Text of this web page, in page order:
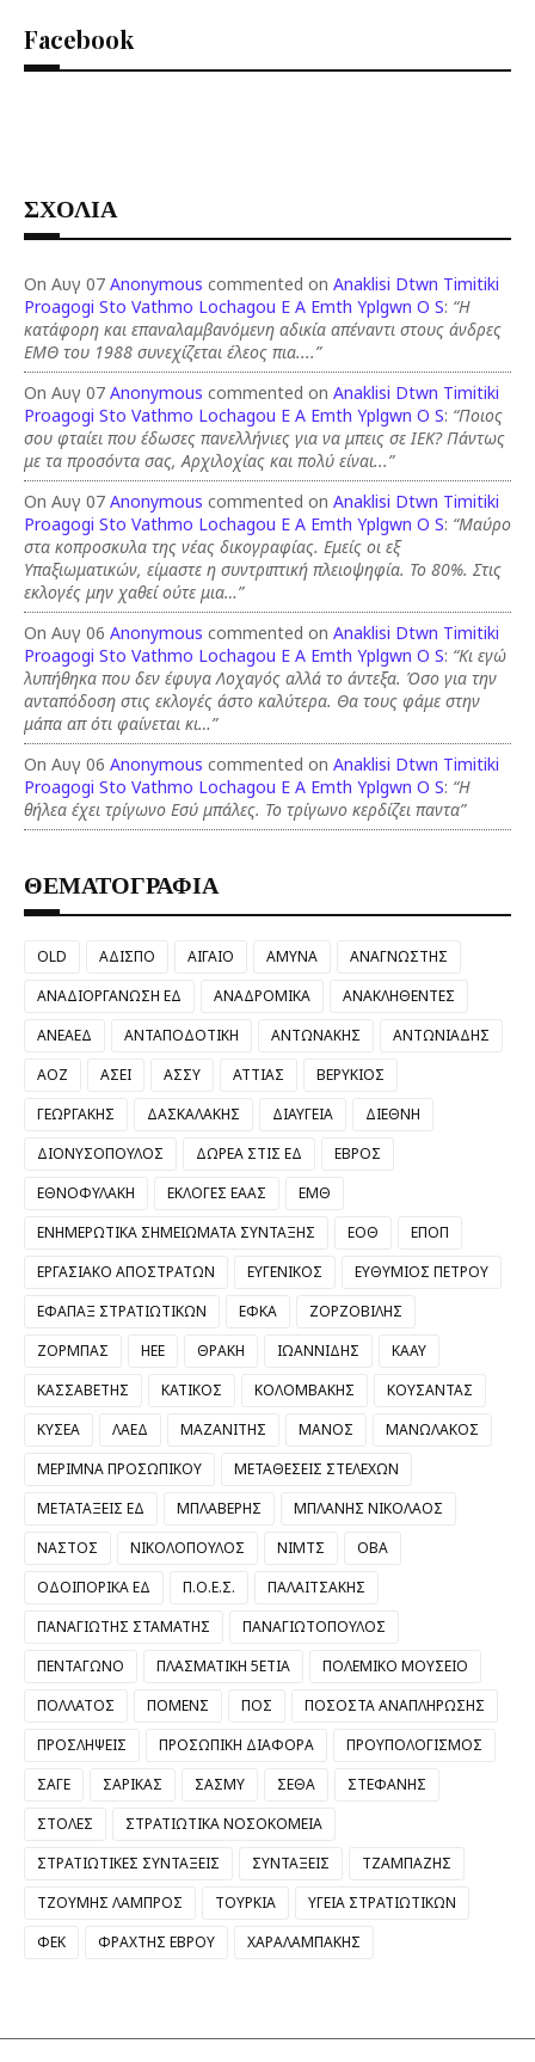
Facebook
ΣΧΟΛΙΑ
On Αυγ 07 Anonymous commented on Anaklisi Dtwn Timitiki
Proagogi Sto Vathmo Lochagou E A Emth Yplgwn O S: “Η
κατάφορη και επαναλαμβανόμενη αδικία απέναντι στους άνδρες
ΕΜΘ του 1988 συνεχίζεται έλεος πια....”
On Αυγ 07 Anonymous commented on Anaklisi Dtwn Timitiki
Proagogi Sto Vathmo Lochagou E A Emth Yplgwn O S: “Ποιος
σου φταίει που έδωσες πανελλήνιες για να μπεις σε ΙΕΚ? Πάντως
με τα προσόντα σας, Αρχιλοχίας και πολύ είναι...”
On Αυγ 07 Anonymous commented on Anaklisi Dtwn Timitiki
Proagogi Sto Vathmo Lochagou E A Emth Yplgwn O S: “Μαύρο
στα κοπροσκυλα της νέας δικογραφίας. Εμείς οι εξ
Υπαξιωματικών, είμαστε η συντριπτική πλειοψηφία. Το 80%. Στις
εκλογές μην χαθεί ούτε μια…”
On Αυγ 06 Anonymous commented on Anaklisi Dtwn Timitiki
Proagogi Sto Vathmo Lochagou E A Emth Yplgwn O S: “Κι εγώ
λυπήθηκα που δεν έφυγα Λοχαγός αλλά το άντεξα. Όσο για την
ανταπόδοση στις εκλογές άστο καλύτερα. Θα τους φάμε στην
μάπα απ ότι φαίνεται κι…”
On Αυγ 06 Anonymous commented on Anaklisi Dtwn Timitiki
Proagogi Sto Vathmo Lochagou E A Emth Yplgwn O S: “Η
θήλεα έχει τρίγωνο Εσύ μπάλες. Το τρίγωνο κερδίζει παντα”
ΘΕΜΑΤΟΓΡΑΦΙΑ
OLD ΑΔΙΣΠΟ ΑΙΓΑΙΟ ΑΜΥΝΑ
ΑΝΑΓΝΩΣΤΗΣ
ΑΝΑΔΙΟΡΓΑΝΩΣΗ ΕΔ
ΑΝΑΔΡΟΜΙΚΑ
ΑΝΑΚΛΗΘΕΝΤΕΣ
ΑΝΕΑΕΔ
ΑΝΤΑΠΟΔΟΤΙΚΗ ΑΝΤΩΝΑΚΗΣ
ΑΝΤΩΝΙΑΔΗΣ
ΑΟΖ
ΑΣΕΙ ΑΣΣΥ ΑΤΤΙΑΣ
ΒΕΡΥΚΙΟΣ
ΓΕΩΡΓΑΚΗΣ
ΔΑΣΚΑΛΑΚΗΣ ΔΙΑΥΓΕΙΑ
ΔΙΕΘΝΗ
ΔΙΟΝΥΣΟΠΟΥΛΟΣ
ΔΩΡΕΑ ΣΤΙΣ ΕΔ
ΕΒΡΟΣ
ΕΘΝΟΦΥΛΑΚΗ
ΕΚΛΟΓΕΣ ΕΑΑΣ
ΕΜΘ
ΕΝΗΜΕΡΩΤΙΚΑ ΣΗΜΕΙΩΜΑΤΑ ΣΥΝΤΑΞΗΣ
ΕΟΘ
ΕΠΟΠ
ΕΡΓΑΣΙΑΚΟ ΑΠΟΣΤΡΑΤΩΝ
ΕΥΓΕΝΙΚΟΣ
ΕΥΘΥΜΙΟΣ ΠΕΤΡΟΥ
ΕΦΑΠΑΞ ΣΤΡΑΤΙΩΤΙΚΩΝ
ΕΦΚΑ
ΖΟΡΖΟΒΙΛΗΣ
ΖΟΡΜΠΑΣ
ΗΕΕ ΘΡΑΚΗ ΙΩΑΝΝΙΔΗΣ
ΚΑΑΥ
ΚΑΣΣΑΒΕΤΗΣ
ΚΑΤΙΚΟΣ ΚΟΛΟΜΒΑΚΗΣ
ΚΟΥΣΑΝΤΑΣ
ΚΥΣΕΑ
ΛΑΕΔ ΜΑΖΑΝΙΤΗΣ ΜΑΝΟΣ
ΜΑΝΩΛΑΚΟΣ
ΜΕΡΙΜΝΑ ΠΡΟΣΩΠΙΚΟΥ
ΜΕΤΑΘΕΣΕΙΣ ΣΤΕΛΕΧΩΝ
ΜΕΤΑΤΑΞΕΙΣ ΕΔ
ΜΠΛΑΒΕΡΗΣ
ΜΠΛΑΝΗΣ ΝΙΚΟΛΑΟΣ
ΝΑΣΤΟΣ
ΝΙΚΟΛΟΠΟΥΛΟΣ ΝΙΜΤΣ
ΟΒΑ
ΟΔΟΙΠΟΡΙΚΑ ΕΔ
Π.Ο.Ε.Σ.
ΠΑΛΑΙΤΣΑΚΗΣ
ΠΑΝΑΓΙΩΤΗΣ ΣΤΑΜΑΤΗΣ
ΠΑΝΑΓΙΩΤΟΠΟΥΛΟΣ
ΠΕΝΤΑΓΩΝΟ
ΠΛΑΣΜΑΤΙΚΗ 5ΕΤΙΑ
ΠΟΛΕΜΙΚΟ ΜΟΥΣΕΙΟ
ΠΟΛΛΑΤΟΣ
ΠΟΜΕΝΣ ΠΟΣ
ΠΟΣΟΣΤΑ ΑΝΑΠΛΗΡΩΣΗΣ
ΠΡΟΣΛΗΨΕΙΣ
ΠΡΟΣΩΠΙΚΗ ΔΙΑΦΟΡΑ
ΠΡΟΥΠΟΛΟΓΙΣΜΟΣ
ΣΑΓΕ
ΣΑΡΙΚΑΣ ΣΑΣΜΥ ΣΕΘΑ
ΣΤΕΦΑΝΗΣ
ΣΤΟΛΕΣ
ΣΤΡΑΤΙΩΤΙΚΑ ΝΟΣΟΚΟΜΕΙΑ
ΣΤΡΑΤΙΩΤΙΚΕΣ ΣΥΝΤΑΞΕΙΣ
ΣΥΝΤΑΞΕΙΣ
ΤΖΑΜΠΑΖΗΣ
ΤΖΟΥΜΗΣ ΛΑΜΠΡΟΣ
ΤΟΥΡΚΙΑ
ΥΓΕΙΑ ΣΤΡΑΤΙΩΤΙΚΩΝ
ΦΕΚ
ΦΡΑΧΤΗΣ ΕΒΡΟΥ ΧΑΡΑΛΑΜΠΑΚΗΣ